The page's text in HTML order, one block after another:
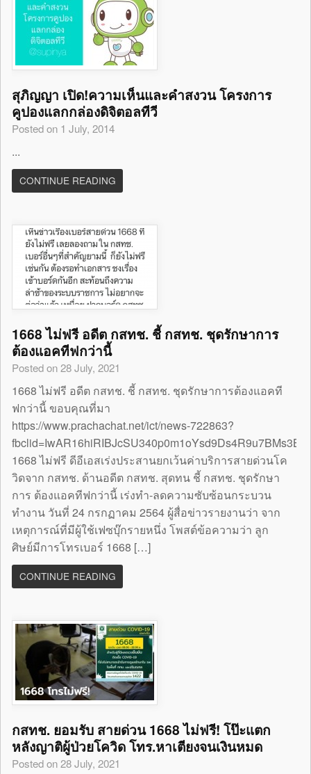
สุภิญญา เปิด!ความเห็นและคำสงวน โครงการ
คูปองแลกกล่องดิจิตอลทีวี
Posted on 1 July, 2014
...
CONTINUE READING
1668 ไม่ฟรี อดีต กสทช. ชี้ กสทช. ชุดรักษาการ
ต้องแอคทีฟกว่านี้
Posted on 28 July, 2021
1668 ไม่ฟรี อดีต กสทช. ชี้ กสทช. ชุดรักษาการต้องแอคที
ฟกว่านี้ ขอบคุณที่มา
https://www.prachachat.net/ict/news-722863?
1668 ไม่ฟรี ดีอีเอสเร่งประสานยกเว้นค่าบริการสายด่วนโค
วิดจาก กสทช. ด้านอดีต กสทช. สุดทน ชี้ กสทช. ชุดรักษา
การ ต้องแอคทีฟกว่านี้ เร่งทำ-ลดความซับซ้อนกระบวน
ทำงาน วันที่ 24 กรกฏาคม 2564 ผู้สื่อข่าวรายงานว่า จาก
เหตุการณ์ที่มีผู้ใช้เฟซบุ๊กรายหนึ่ง โพสต์ข้อความว่า ลูก
ศิษย์มีการโทรเบอร์ 1668 […]
CONTINUE READING
กสทช. ยอมรับ สายด่วน 1668 ไม่ฟรี! โป๊ะแตก
หลังญาติผู้ป่วยโควิด โทร.หาเตียงจนเงินหมด
Posted on 28 July, 2021